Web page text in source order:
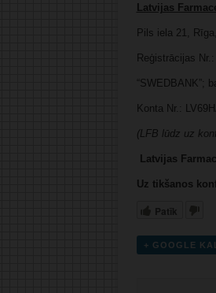
Latvijas
Pils iela 21,
Reģistrācijas
“SWEDBANK”;
Konta Nr.:
(LFB lūdz uz
Latvijas
Uz tikšanos
Patīk
+ GOOGLE